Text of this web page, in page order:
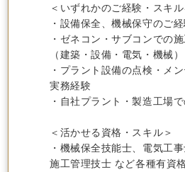
＜いずれかのご経験・スキ
・設備保全、機械保守のご
・ゼネコン・サブコンでの
（建築・設備・電気・機械）
・プラント設備の点検・メ
実務経験
・自社プラント・製造工場
＜活かせる資格・スキル＞
・機械保全技能士、電気工
施工管理技士 など各種有資